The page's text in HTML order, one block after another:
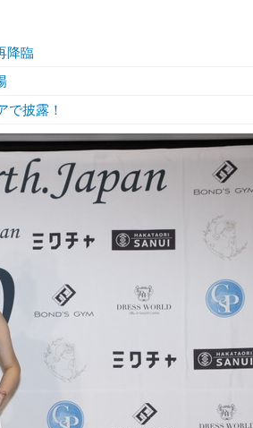
降臨
で披露！